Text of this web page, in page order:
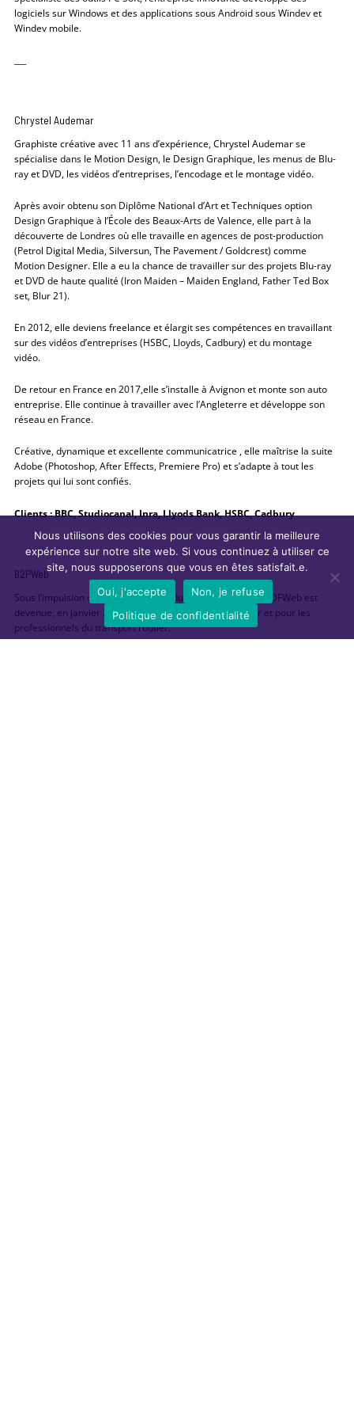
logiciels sur Windows et des applications sous Android sous Windev et
Windev mobile.
Chrystel Audemar
Graphiste créative avec 11 ans d’expérience, Chrystel Audemar se
spécialise dans le Motion Design, le Design Graphique, les menus de Blu-
ray et DVD, les vidéos d’entreprises, l’encodage et le montage vidéo.
Après avoir obtenu son Diplôme National d’Art et Techniques option
Design Graphique à l’École des Beaux-Arts de Valence, elle part à la
découverte de Londres où elle travaille en agences de post-production
(Petrol Digital Media, Silversun, The Pavement / Goldcrest) comme
Motion Designer. Elle a eu la chance de travailler sur des projets Blu-ray
et DVD de haute qualité (Iron Maiden – Maiden England, Father Ted Box
set, Blur 21).
En 2012, elle deviens freelance et élargit ses compétences en travaillant
sur des vidéos d’entreprises (HSBC, Lloyds, Cadbury) et du montage
vidéo.
De retour en France en 2017,elle s’installe à Avignon et monte son auto
entreprise. Elle continue à travailler avec l’Angleterre et développe son
réseau en France.
Créative, dynamique et excellente communicatrice , elle maîtrise la suite
Adobe (Photoshop, After Effects, Premiere Pro) et s’adapte à tout les
projets qui lui sont confiés.
Clients : BBC, Studiocanal, Inra, Llyods Bank, HSBC, Cadbury
B2PWeb
Sous l’impulsion des professionnels du transport routier, BDFWeb est
devenue, en janvier 2010, B2PWeb, la bourse de fret par et pour les
professionnels du transport routier.
Nous utilisons des cookies pour vous garantir la meilleure
expérience sur notre site web. Si vous continuez à utiliser ce
site, nous supposerons que vous en êtes satisfait.e.
Oui, j'accepte
Non, je refuse
Politique de confidentialité